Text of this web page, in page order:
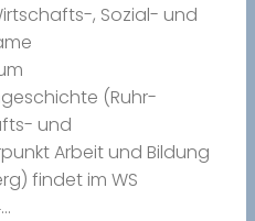
, Sozial- und
(Ruhr-
und
Arbeit und Bildung
findet im WS